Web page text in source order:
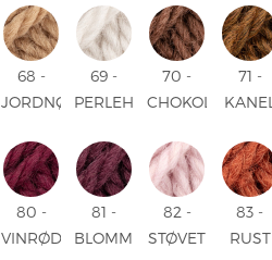
UNI
68 -
JORDNØD
69 -
PERLEHVIDT
70 -
CHOKOLADE
71 -
KANEL
80 -
VINRØD
81 -
BLOMMEVIN
82 -
STØVET
83 -
RUST